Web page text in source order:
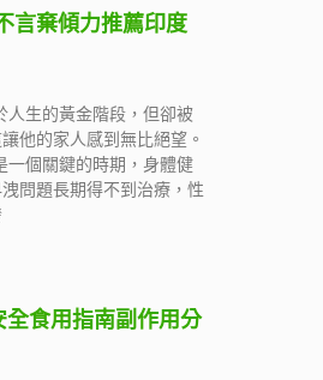
言棄傾力推薦印度
人生的黃金階段，但卻被
他的家人感到無比絕望。
一個關鍵的時期，身體健
問題長期得不到治療，性
食用指南副作用分